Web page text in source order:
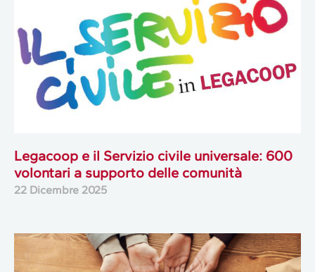
Legacoop e il Servizio civile universale: 600
volontari a supporto delle comunità
22 Dicembre 2025